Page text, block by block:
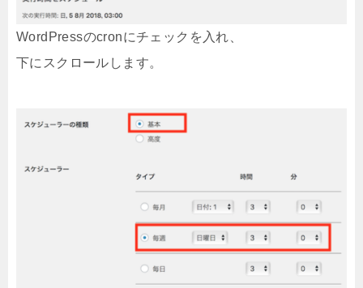
WordPressのcronにチェックを入れ、
下にスクロールします。